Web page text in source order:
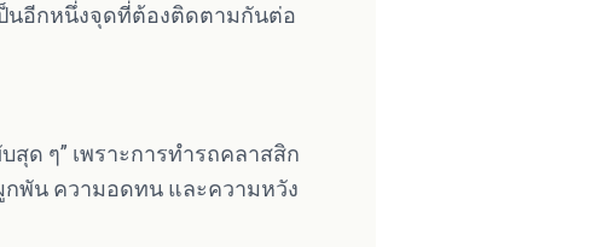
ป็นอีกหนึ่งจุดที่ต้องติดตามกันต่อ
ด ๆ” เพราะการทำรถคลาสสิก
กพัน ความอดทน และความหวัง